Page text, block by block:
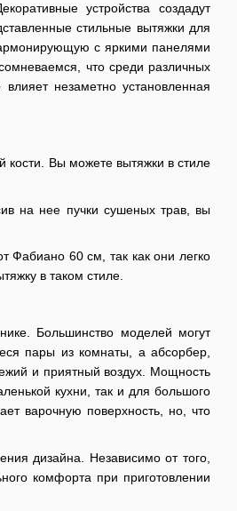
устройства создадут
стильные вытяжки для
с яркими панелями
что среди различных
незаметно установленная
кости. Вы можете вытяжки в стиле
на нее пучки сушеных трав, вы
Фабиано 60 см, так как они легко
в таком стиле.
Большинство моделей могут
пары из комнаты, а абсорбер,
и приятный воздух. Мощность
кухни, так и для большого
варочную поверхность, но, что
дизайна. Независимо от того,
комфорта при приготовлении